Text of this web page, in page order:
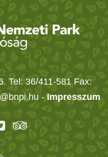
Tel: 36/411-581 Fax:
- Impresszum